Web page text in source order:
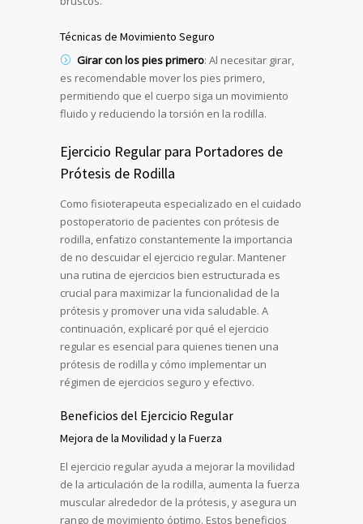
Técnicas de Movimiento Seguro
Girar con los pies primero: Al necesitar girar,
es recomendable mover los pies primero,
permitiendo que el cuerpo siga un movimiento
fluido y reduciendo la torsión en la rodilla.
Ejercicio Regular para Portadores de
Prótesis de Rodilla
Como fisioterapeuta especializado en el cuidado
postoperatorio de pacientes con prótesis de
rodilla, enfatizo constantemente la importancia
de no descuidar el ejercicio regular. Mantener
una rutina de ejercicios bien estructurada es
crucial para maximizar la funcionalidad de la
prótesis y promover una vida saludable. A
continuación, explicaré por qué el ejercicio
regular es esencial para quienes tienen una
prótesis de rodilla y cómo implementar un
régimen de ejercicios seguro y efectivo.
Beneficios del Ejercicio Regular
Mejora de la Movilidad y la Fuerza
El ejercicio regular ayuda a mejorar la movilidad
de la articulación de la rodilla, aumenta la fuerza
muscular alrededor de la prótesis, y asegura un
rango de movimiento óptimo. Estos beneficios